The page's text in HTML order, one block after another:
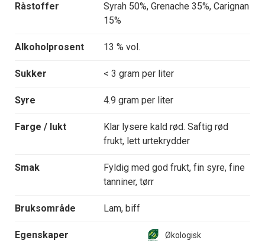
Råstoffer
Syrah 50%, Grenache 35%, Carignan
15%
Alkoholprosent 13 % vol.
Sukker < 3 gram per liter
Syre 4.9 gram per liter
Farge / lukt
Klar lysere kald rød. Saftig rød
frukt, lett urtekrydder
Smak
Fyldig med god frukt, fin syre, fine
tanniner, tørr
Bruksområde Lam, biff
Egenskaper Økologisk